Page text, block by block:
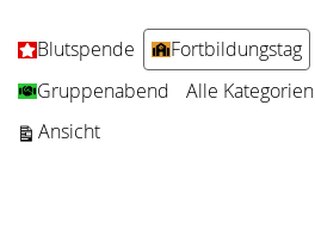
Kategorien
Blutspende Fortbildungstag
Gruppenabend
Alle Kategorien
Ansichtausdrucken